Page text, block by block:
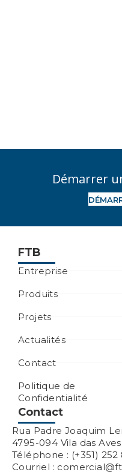
Démarrer
FTB
Entreprise
Produits
Projets
Actualités
Contact
Politique de
Confidentialité
Contact
Rua Padre Joaquim
4795-094 Vila das Aves
Téléphone : (+351)
Courriel :